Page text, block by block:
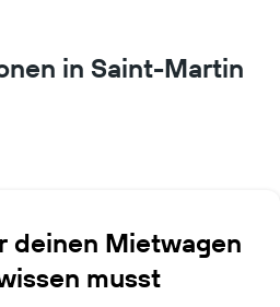
in Saint-Martin
deinen Mietwagen
musst